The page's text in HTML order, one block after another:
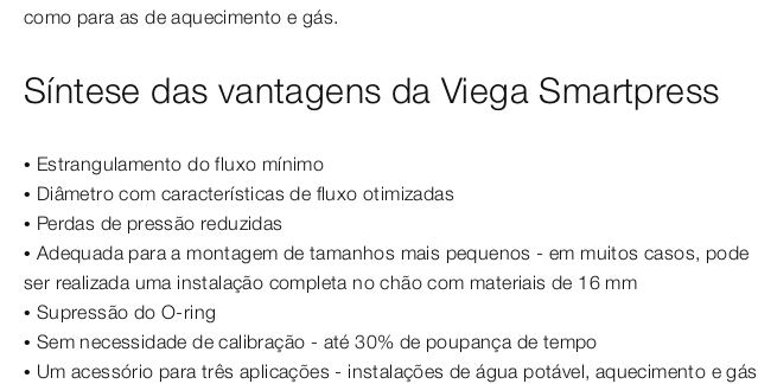
como para as de aquecimento e gás.
Síntese das vantagens da Viega Smartpress
• Estrangulamento do fluxo mínimo
• Diâmetro com características de fluxo otimizadas
• Perdas de pressão reduzidas
• Adequada para a montagem de tamanhos mais pequenos - em muitos casos, pode
ser realizada uma instalação completa no chão com materiais de 16 mm
• Supressão do O-ring
• Sem necessidade de calibração - até 30% de poupança de tempo
• Um acessório para três aplicações - instalações de água potável, aquecimento e gás